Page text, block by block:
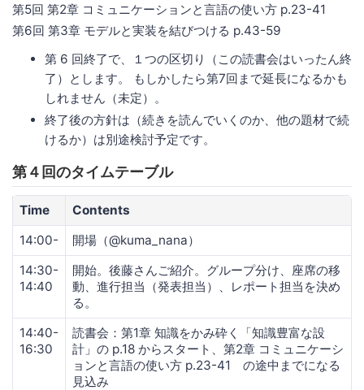
第5回 第2章 コミュニケーションと言語の使い方 p.23-41
第6回 第3章 モデルと実装を結びつける p.43-59
第 6 回終了で、１つの区切り（この読書会はいったん終
了）とします。 もしかしたら第7回まで延長になるかも
しれません（未定）。
終了後の方針は（続きを読んでいくのか、他の題材で続
けるか）は別途検討予定です。
第４回のタイムテーブル
Time
Contents
14:00-
開場（@kuma_nana）
14:30-
14:40
開始。後藤さんご紹介。グループ分け、座席の移
動、進行担当（発表担当）、レポート担当を決め
る。
14:40-
16:30
読書会：第1章 知識をかみ砕く「知識豊富な設
計」の p.18 からスタート、第2章 コミュニケーシ
ョンと言語の使い方 p.23-41 の途中までになる
見込み